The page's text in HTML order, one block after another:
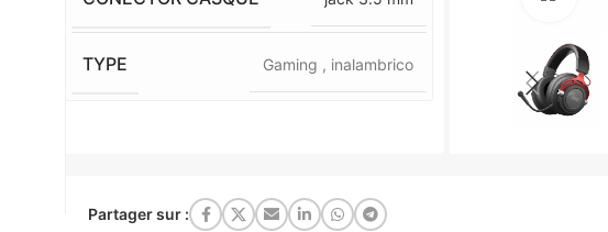
TYPE Gaming , inalambrico
Partager sur :